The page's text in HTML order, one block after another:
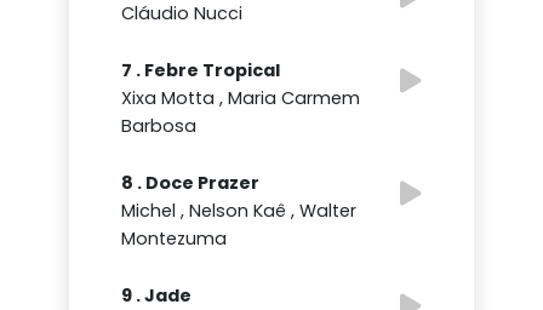
Cláudio Nucci
7 . Febre Tropical
Xixa Motta , Maria Carmem
Barbosa
8 . Doce Prazer
Michel , Nelson Kaê , Walter
Montezuma
9 . Jade